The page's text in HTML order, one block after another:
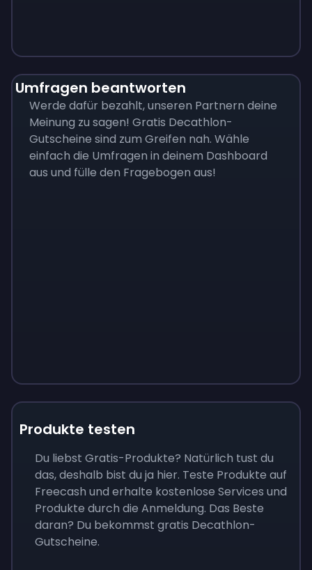
Umfragen beantworten
Werde dafür bezahlt, unseren Partnern deine
Meinung zu sagen! Gratis Decathlon-
Gutscheine sind zum Greifen nah. Wähle
einfach die Umfragen in deinem Dashboard
aus und fülle den Fragebogen aus!
Produkte testen
Du liebst Gratis-Produkte? Natürlich tust du
das, deshalb bist du ja hier. Teste Produkte auf
Freecash und erhalte kostenlose Services und
Produkte durch die Anmeldung. Das Beste
daran? Du bekommst gratis Decathlon-
Gutscheine.